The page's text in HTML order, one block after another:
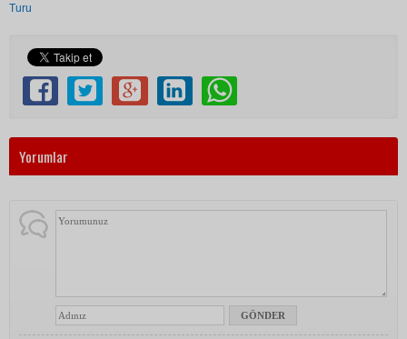
Turu
Yorumlar